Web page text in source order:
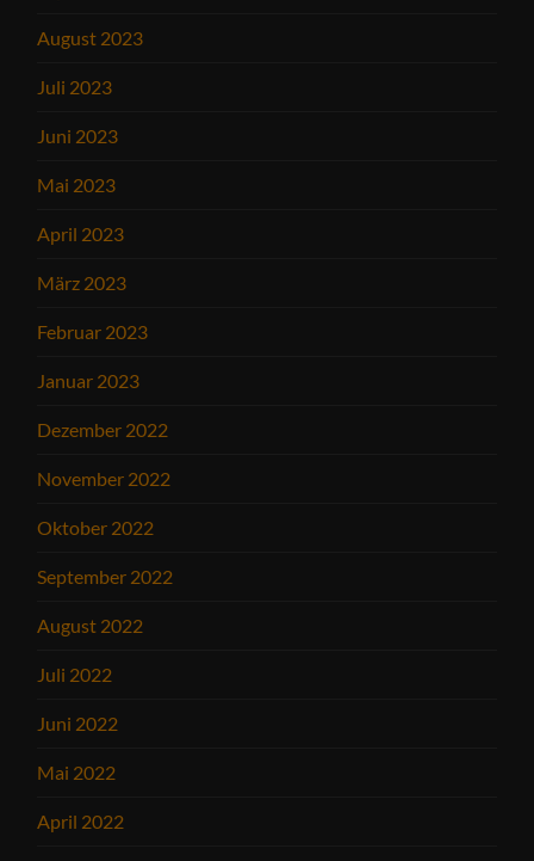
August 2023
Juli 2023
Juni 2023
Mai 2023
April 2023
März 2023
Februar 2023
Januar 2023
Dezember 2022
November 2022
Oktober 2022
September 2022
August 2022
Juli 2022
Juni 2022
Mai 2022
April 2022